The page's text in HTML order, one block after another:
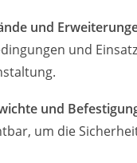
und
und
und
um die